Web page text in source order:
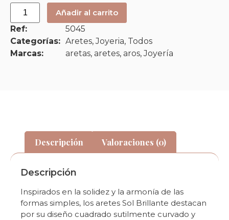
Añadir al carrito
Ref:
5045
Categorías: Aretes,Joyeria, Todos
Marcas:
aretas, aretes, aros,Joyería
Descripción Valoraciones (0)
Descripción
Inspirados en la solidez y la armonía de las
formas simples, los aretes Sol Brillante destacan
por su diseño cuadrado sutilmente curvado y